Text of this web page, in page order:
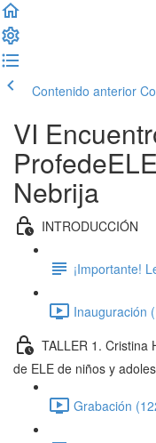
Contenido anterior
VI
Nebrija
INTRODUCCIÓN
¡Importante!
Inauguración
TALLER 1. Cristina
de ELE de niños y
Grabación